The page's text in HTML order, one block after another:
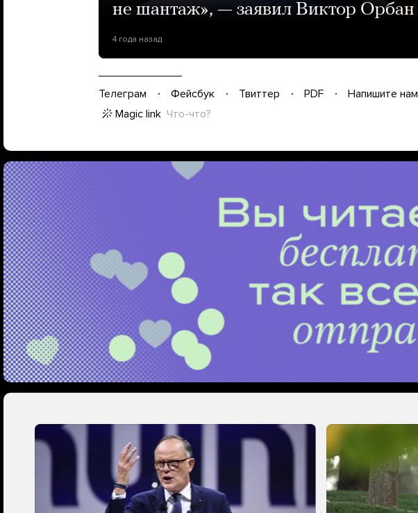
не шантаж», — заявил Виктор Орбан
4 года назад
Телеграм Фейсбук Твиттер PDF
Напишите нам
Magic link Что-что?